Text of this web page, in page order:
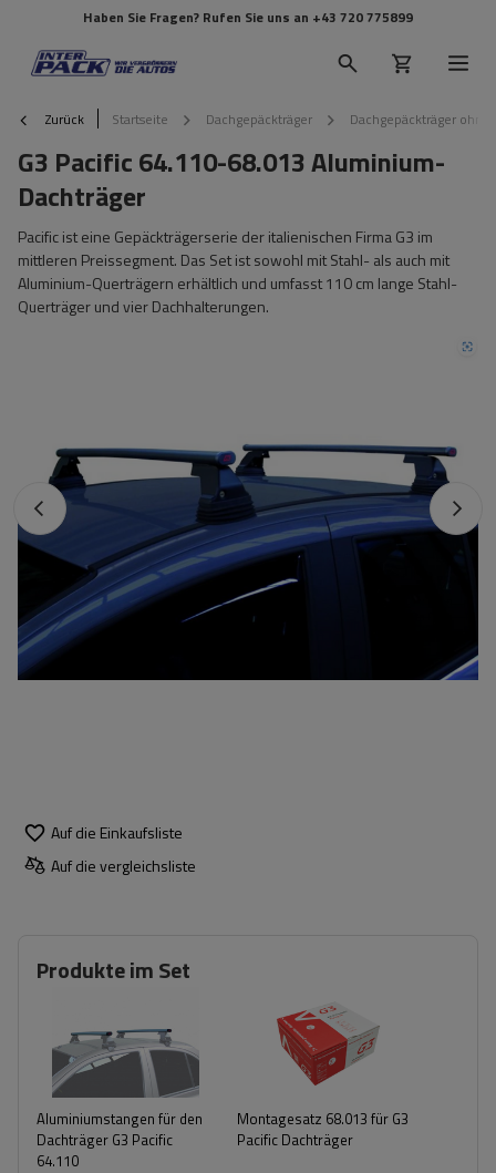
Haben Sie Fragen? Rufen Sie uns an +43 720 775899
Zurück Startseite Dachgepäckträger Dachgepäckträger ohne
G3 Pacific 64.110-68.013 Aluminium-
Dachträger
Pacific ist eine Gepäckträgerserie der italienischen Firma G3 im
mittleren Preissegment. Das Set ist sowohl mit Stahl- als auch mit
Aluminium-Querträgern erhältlich und umfasst 110 cm lange Stahl-
Querträger und vier Dachhalterungen.
Auf die Einkaufsliste
Auf die vergleichsliste
Produkte im Set
Aluminiumstangen für den
Dachträger G3 Pacific
64.110
Montagesatz 68.013 für G3
Pacific Dachträger